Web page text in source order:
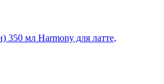
350 мл Harmony для латте,